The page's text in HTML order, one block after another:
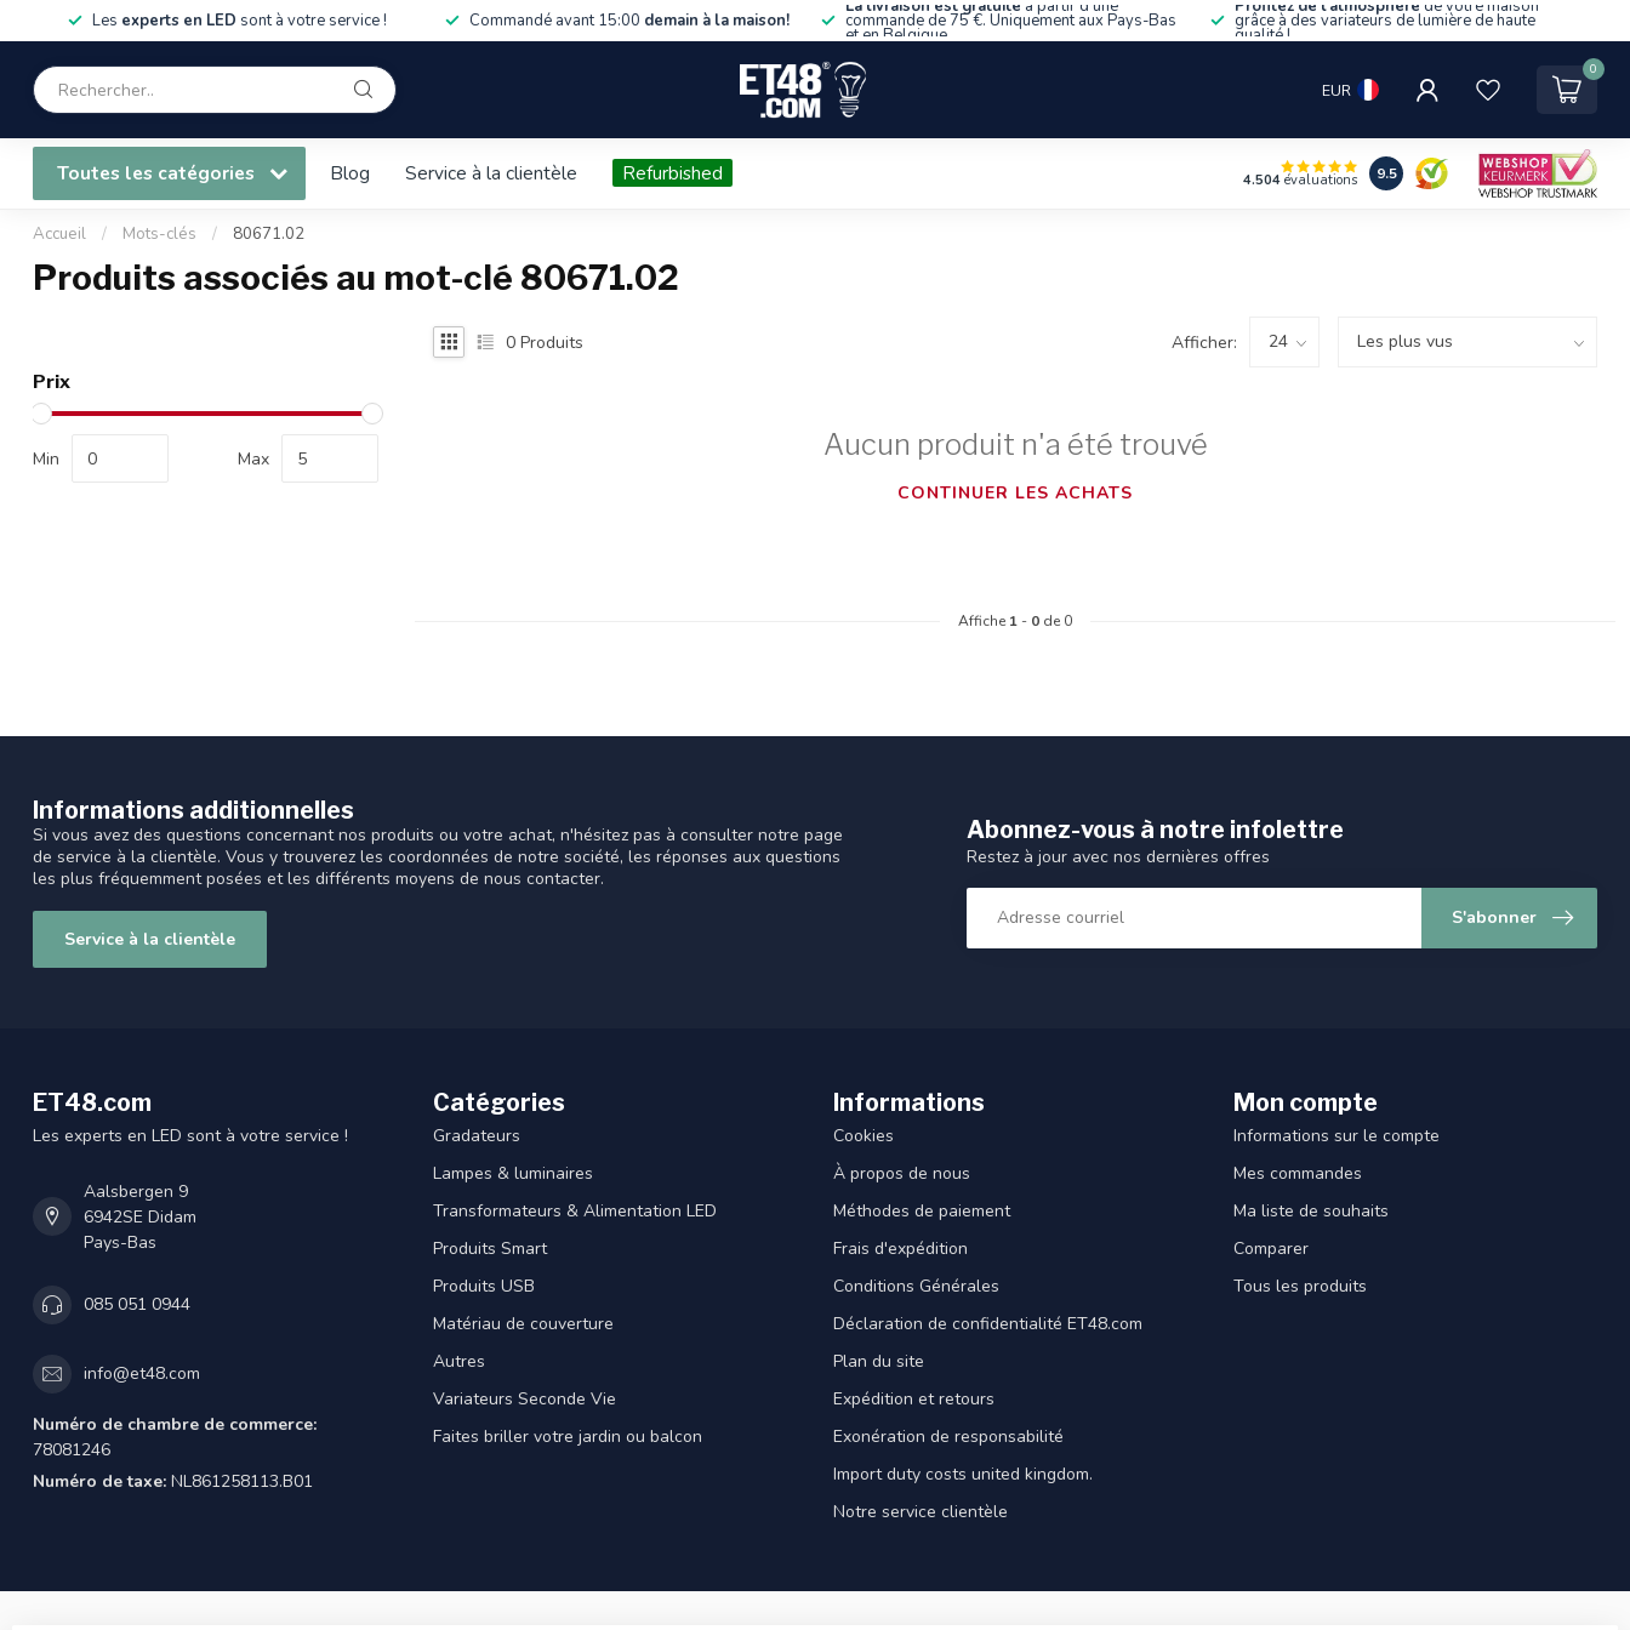
Les experts en LED sont à votre service ! Commandé avant 15:00 demain à la maison!
La livraison est gratuite à partir d'une
commande de 75 €. Uniquement aux Pays-Bas
et en Belgique.
Profitez de l'atmosphère de votre maison
grâce à des variateurs de lumière de haute
qualité !
EUR
0
Toutes les catégories Blog Service à la clientèle Refurbished 4.504 évaluations 9.5
Accueil / Mots-clés / 80671.02
Produits associés au mot-clé 80671.02
Prix
Min Max
0 Produits Afficher:
Aucun produit n'a été trouvé
CONTINUER LES ACHATS
Affiche 1 - 0 de 0
Informations additionnelles
Si vous avez des questions concernant nos produits ou votre achat, n'hésitez pas à consulter notre page
de service à la clientèle. Vous y trouverez les coordonnées de notre société, les réponses aux questions
les plus fréquemment posées et les différents moyens de nous contacter.
Service à la clientèle
Abonnez-vous à notre infolettre
Restez à jour avec nos dernières offres
S'abonner
ET48.com
Les experts en LED sont à votre service !
Aalsbergen 9
6942SE Didam
Pays-Bas
085 051 0944
info@et48.com
Numéro de chambre de commerce:
78081246
Numéro de taxe: NL861258113.B01
Catégories
Gradateurs
Lampes & luminaires
Transformateurs & Alimentation LED
Produits Smart
Produits USB
Matériau de couverture
Autres
Variateurs Seconde Vie
Faites briller votre jardin ou balcon
Informations
Cookies
À propos de nous
Méthodes de paiement
Frais d'expédition
Conditions Générales
Déclaration de confidentialité ET48.com
Plan du site
Expédition et retours
Exonération de responsabilité
Import duty costs united kingdom.
Notre service clientèle
Mon compte
Informations sur le compte
Mes commandes
Ma liste de souhaits
Comparer
Tous les produits